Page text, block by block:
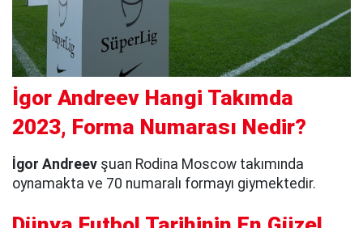
İgor Andreev Hangi Takımda
2023, Forma Numarası Nedir?
İgor Andreev şuan Rodina Moscow takımında
oynamakta ve 70 numaralı formayı giymektedir.